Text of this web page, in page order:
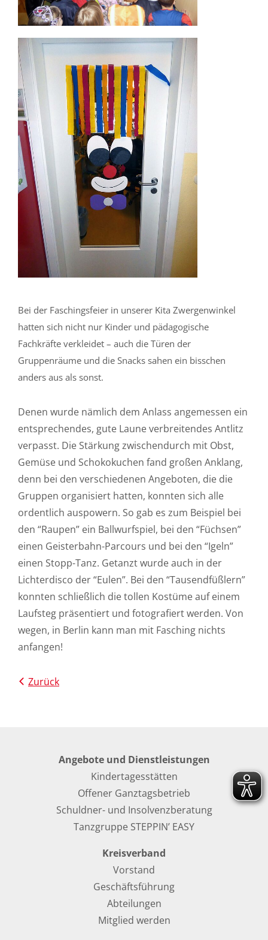
Bei der Faschingsfeier in unserer Kita Zwergenwinkel
hatten sich nicht nur Kinder und pädagogische
Fachkräfte verkleidet – auch die Türen der
Gruppenräume und die Snacks sahen ein bisschen
anders aus als sonst.
Denen wurde nämlich dem Anlass angemessen ein
entsprechendes, gute Laune verbreitendes Antlitz
verpasst. Die Stärkung zwischendurch mit Obst,
Gemüse und Schokokuchen fand großen Anklang,
denn bei den verschiedenen Angeboten, die die
Gruppen organisiert hatten, konnten sich alle
ordentlich auspowern. So gab es zum Beispiel bei
den “Raupen” ein Ballwurfspiel, bei den “Füchsen”
einen Geisterbahn-Parcours und bei den “Igeln”
einen Stopp-Tanz. Getanzt wurde auch in der
Lichterdisco der “Eulen”. Bei den “Tausendfüßlern”
konnten schließlich die tollen Kostüme auf einem
Laufsteg präsentiert und fotografiert werden. Von
wegen, in Berlin kann man mit Fasching nichts
anfangen!
Zurück
Angebote und Dienstleistungen
Kindertagesstätten
Offener Ganztagsbetrieb
Schuldner- und Insolvenzberatung
Tanzgruppe STEPPIN’ EASY
Kreisverband
Vorstand
Geschäftsführung
Abteilungen
Mitglied werden